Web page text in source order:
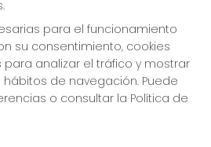
te desea Mucha Suerte!
para el funcionamiento
su consentimiento, cookies
analizar el tráfico y mostrar
de navegación. Puede
o consultar la Política de